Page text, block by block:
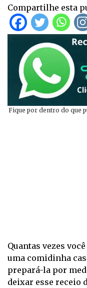
Compartilhe esta
Fique por dentro do que
Quantas vezes
uma comidinha
prepará-la por
deixar esse receio